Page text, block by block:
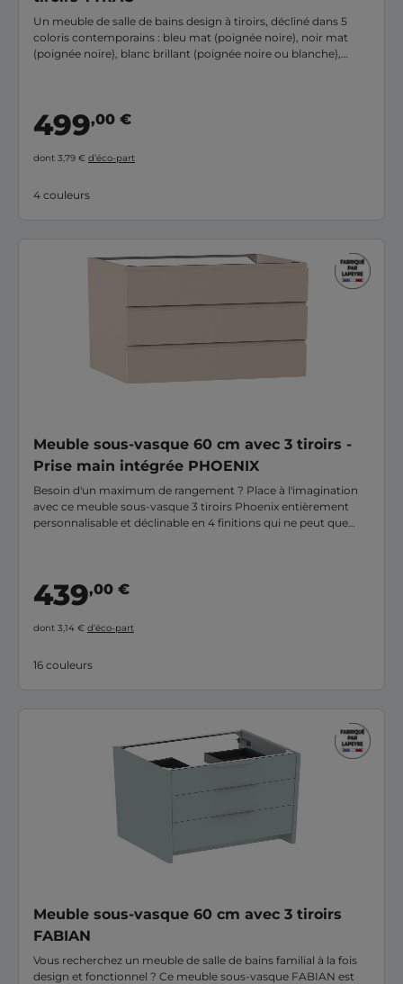
Un meuble de salle de bains design à tiroirs, décliné dans 5
coloris contemporains : bleu mat (poignée noire), noir mat
(poignée noire), blanc brillant (poignée noire ou blanche),
499,00 €
dont 3,79 € d’éco-part
4 couleurs
Meuble sous-vasque 60 cm avec 3 tiroirs -
Prise main intégrée PHOENIX
Besoin d'un maximum de rangement ? Place à l'imagination
avec ce meuble sous-vasque 3 tiroirs Phoenix entièrement
personnalisable et déclinable en 4 finitions qui ne peut que
439,00 €
dont 3,14 € d’éco-part
16 couleurs
Meuble sous-vasque 60 cm avec 3 tiroirs
FABIAN
Vous recherchez un meuble de salle de bains familial à la fois
design et fonctionnel ? Ce meuble sous-vasque FABIAN est